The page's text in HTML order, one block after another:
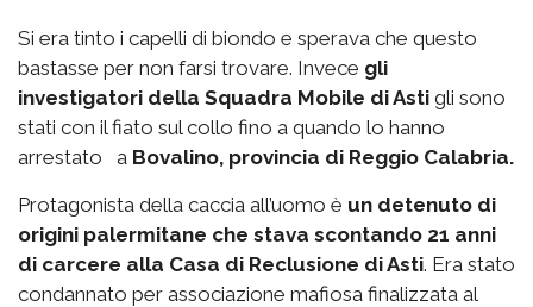
Si era tinto i capelli di biondo e sperava che questo
bastasse per non farsi trovare. Invece gli
investigatori della Squadra Mobile di Asti gli sono
stati con il fiato sul collo fino a quando lo hanno
arrestato a Bovalino, provincia di Reggio Calabria.
Protagonista della caccia all’uomo è un detenuto di
origini palermitane che stava scontando 21 anni
di carcere alla Casa di Reclusione di Asti. Era stato
condannato per associazione mafiosa finalizzata al